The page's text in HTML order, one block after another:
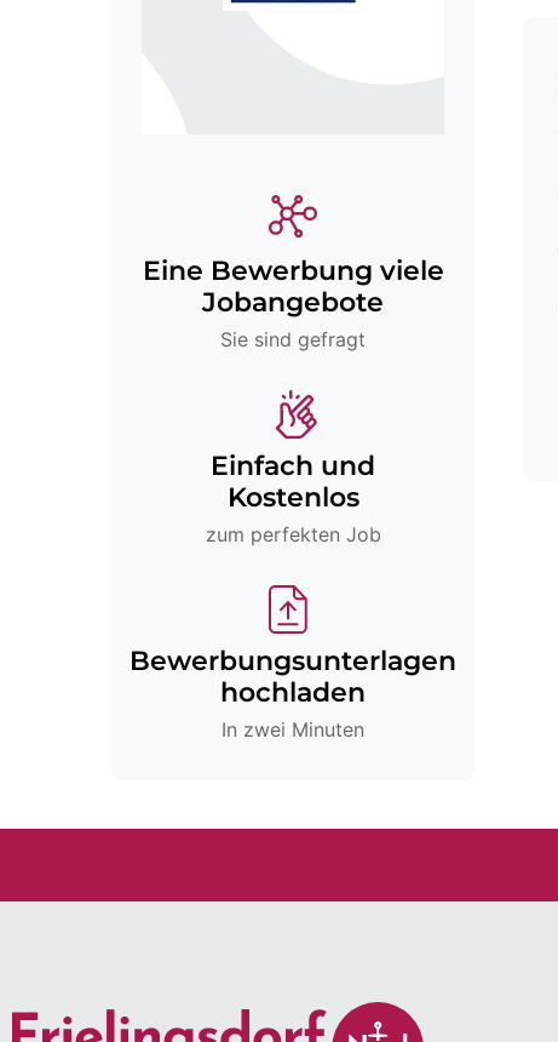
Eine Bewerbung viele
Jobangebote
Sie sind gefragt
Einfach und
Kostenlos
zum perfekten Job
Bewerbungsunterlagen
hochladen
In zwei Minuten